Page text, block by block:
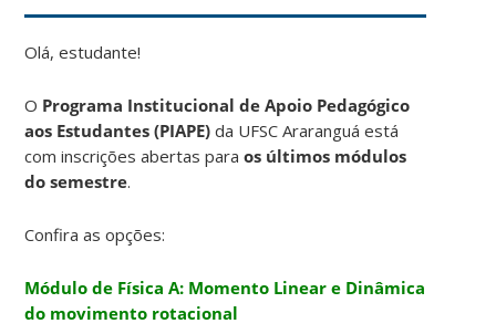
Olá, estudante!
O Programa Institucional de Apoio Pedagógico
aos Estudantes (PIAPE) da UFSC Araranguá está
com inscrições abertas paraos últimos módulos
do semestre.
Confira as opções:
Módulo de Física A: Momento Linear e Dinâmica
do movimento rotacional